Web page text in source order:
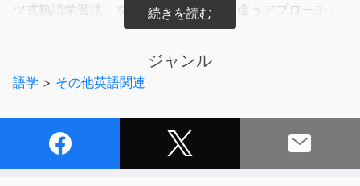
ツ式熟語学習法」を用い、1週間毎日「違うアプローチ」
（読む、書く、話す、聞く）で、「同じ80熟語」に出合
■ここが新しくなった！
２ 音声をより練習しやすい内容にしました。
ジャンル
語学 > その他英語関連